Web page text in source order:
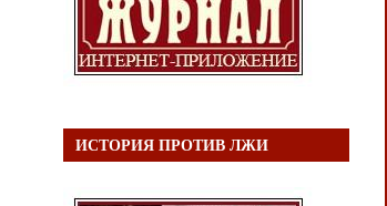
ИСТОРИЯ ПРОТИВ ЛЖИ